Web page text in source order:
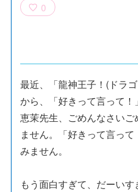
0
最近、「龍神王子！(ドラ
から、「好きって言って
恵茉先生、ごめんなさい
ません。「好きって言っ
みません。
もう面白すぎて、だーい